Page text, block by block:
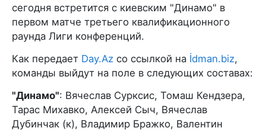
сегодня встретится с киевским "Динамо" в
первом матче третьего квалификационного
раунда Лиги конференций.
Как передает Day.Az со ссылкой на İdman.biz,
команды выйдут на поле в следующих составах:
"Динамо": Вячеслав Сурксис, Томаш Кендзера,
Тарас Михавко, Алексей Сыч, Вячеслав
Дубинчак (к), Владимир Бражко, Валентин